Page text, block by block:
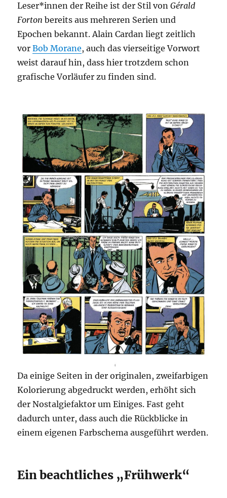
Leser*innen der Reihe ist der Stil vonGérald
Forton bereits aus mehreren Serien und
Epochen bekannt. Alain Cardan liegt zeitlich
vorBob Morane, auch das vierseitige Vorwort
weist darauf hin, dass hier trotzdem schon
grafische Vorläufer zu finden sind.
Da einige Seiten in der originalen, zweifarbigen
Kolorierung abgedruckt werden, erhöht sich
der Nostalgiefaktor um Einiges. Fast geht
dadurch unter, dass auch die Rückblicke in
einem eigenen Farbschema ausgeführt werden.
Ein beachtliches „Frühwerk“